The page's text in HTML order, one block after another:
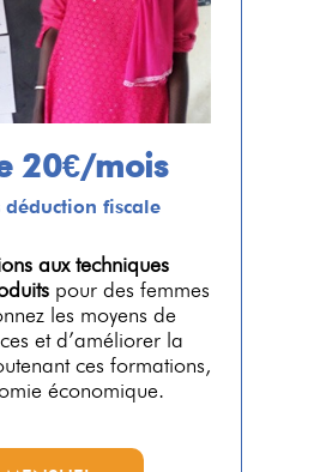
20€/mois
fiscale
aux techniques
pour des femmes
les moyens de
et d’améliorer la
ces formations,
économique.